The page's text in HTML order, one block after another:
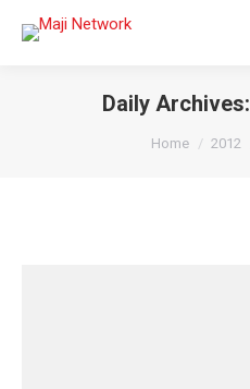
Daily Archives:
You are here:
Home 2012